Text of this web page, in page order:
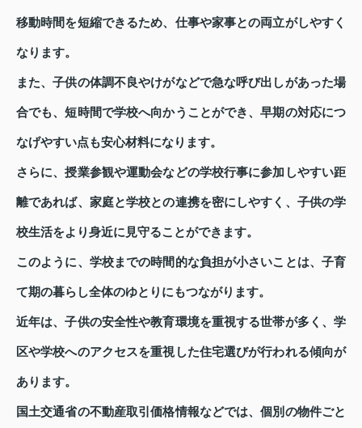
移動時間を短縮できるため、仕事や家事との両立がしやすく
なります。
また、子供の体調不良やけがなどで急な呼び出しがあった場
合でも、短時間で学校へ向かうことができ、早期の対応につ
なげやすい点も安心材料になります。
さらに、授業参観や運動会などの学校行事に参加しやすい距
離であれば、家庭と学校との連携を密にしやすく、子供の学
校生活をより身近に見守ることができます。
このように、学校までの時間的な負担が小さいことは、子育
て期の暮らし全体のゆとりにもつながります。
近年は、子供の安全性や教育環境を重視する世帯が多く、学
区や学校へのアクセスを重視した住宅選びが行われる傾向が
あります。
国土交通省の不動産取引価格情報などでは、個別の物件ごと